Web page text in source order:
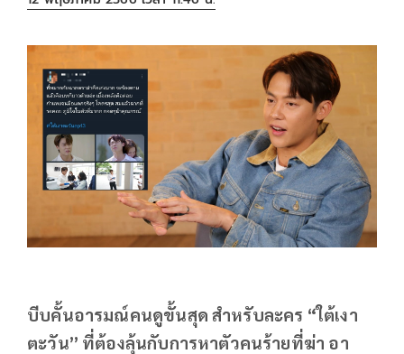
บีบคั้นอารมณ์คนดูขั้นสุด สำหรับละคร “ใต้เงา
ตะวัน” ที่ต้องลุ้นกับการหาตัวคนร้ายที่ฆ่า อา